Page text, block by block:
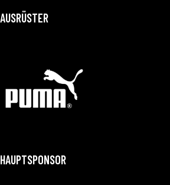
AUSRÜSTER
HAUPTSPONSOR